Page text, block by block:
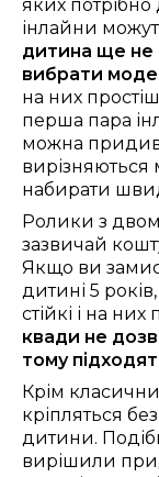
яких потрібно
інлайни
дитина ще не
вибрати
на них
перша пара
можна
вирізняються
набирати
Ролики з
зазвичай
Якщо ви
дитині 5
стійкі і на
квади не
тому
Крім
кріпляться
дитини. П
вирішили